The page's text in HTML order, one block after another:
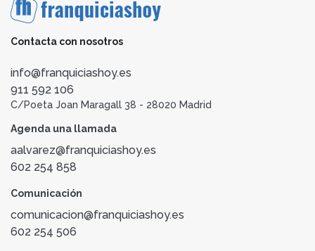
Contacta con nosotros
info@franquiciashoy.es
911 592 106
C/Poeta Joan Maragall 38 - 28020 Madrid
Agenda una llamada
aalvarez@franquiciashoy.es
602 254 858
Comunicación
comunicacion@franquiciashoy.es
602 254 506